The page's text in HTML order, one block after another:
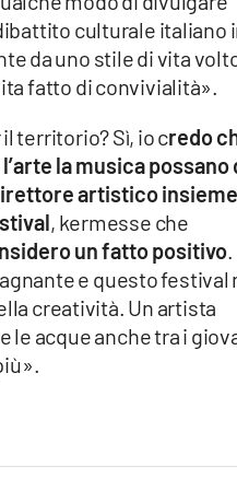
culturale italiano
da uno stile di vita
fatto di convivialità».
territorio? Sì, io credo
la musica possano
artistico
, kermesse che
un fatto positivo.
e questo festival
creatività. Un artista
acque anche tra i